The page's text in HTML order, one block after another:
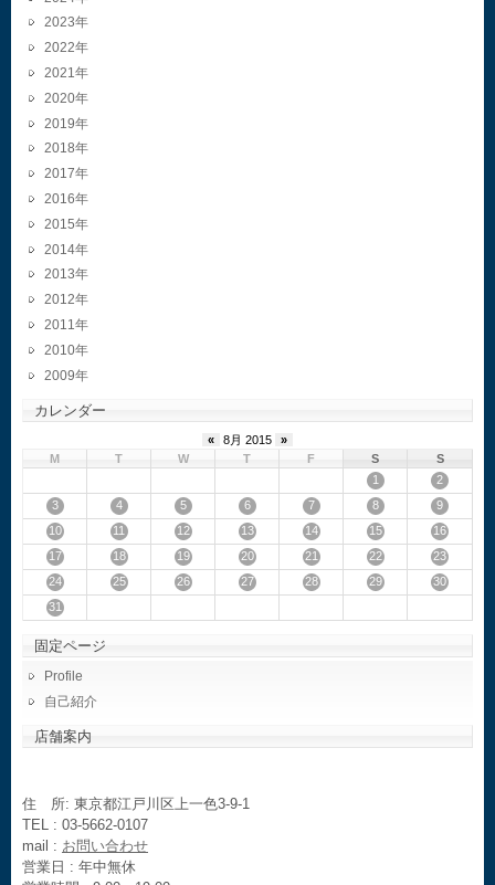
2023
2022
2021
2020
2019
2018
2017
2016
2015
2014
2013
2012
2011
2010
2009
カレンダー
« 8月 2015
»
M
T W T F S
S
1
2
3
4 5 6 7 8
9
10
11 12 13 14 15
16
17
18 19 20 21 22
23
24
25 26 27 28 29
30
31
固定ページ
Profile
自己紹介
店舗案内
住 所: 東京都江戸川区上一色3-9-1
TEL : 03-5662-0107
mail : お問い合わせ
営業日 : 年中無休